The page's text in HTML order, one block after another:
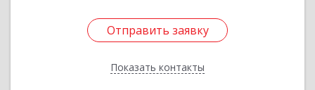
Отправить заявку
Показать контакты
Отправить заявку
Назад